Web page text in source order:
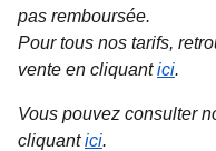
pas remboursée.
Pour tous nos tarifs,
vente en cliquantici.
Vous pouvez consulter
cliquantici.